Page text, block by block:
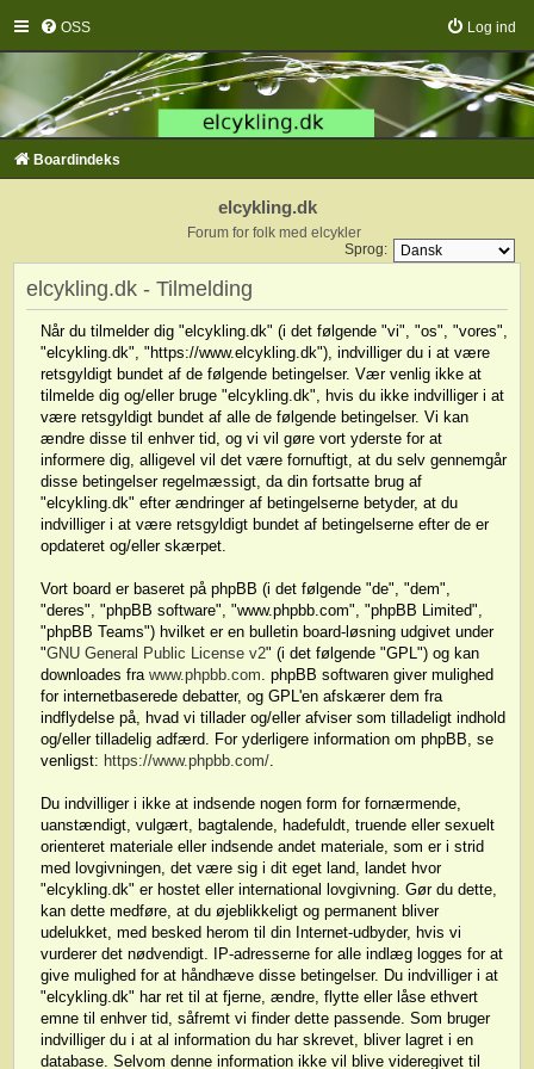
OSS Log ind
Boardindeks
elcykling.dk
Forum for folk med elcykler
Sprog:
elcykling.dk - Tilmelding
Når du tilmelder dig "elcykling.dk" (i det følgende "vi", "os", "vores",
"elcykling.dk", "https://www.elcykling.dk"), indvilliger du i at være
retsgyldigt bundet af de følgende betingelser. Vær venlig ikke at
tilmelde dig og/eller bruge "elcykling.dk", hvis du ikke indvilliger i at
være retsgyldigt bundet af alle de følgende betingelser. Vi kan
ændre disse til enhver tid, og vi vil gøre vort yderste for at
informere dig, alligevel vil det være fornuftigt, at du selv gennemgår
disse betingelser regelmæssigt, da din fortsatte brug af
"elcykling.dk" efter ændringer af betingelserne betyder, at du
indvilliger i at være retsgyldigt bundet af betingelserne efter de er
opdateret og/eller skærpet.
Vort board er baseret på phpBB (i det følgende "de", "dem",
"deres", "phpBB software", "www.phpbb.com", "phpBB Limited",
"phpBB Teams") hvilket er en bulletin board-løsning udgivet under
"GNU General Public License v2" (i det følgende "GPL") og kan
downloades fra www.phpbb.com . phpBB softwaren giver mulighed
for internetbaserede debatter, og GPL'en afskærer dem fra
indflydelse på, hvad vi tillader og/eller afviser som tilladeligt indhold
og/eller tilladelig adfærd. For yderligere information om phpBB, se
venligst: https://www.phpbb.com/
Du indvilliger i ikke at indsende nogen form for fornærmende,
uanstændigt, vulgært, bagtalende, hadefuldt, truende eller sexuelt
orienteret materiale eller indsende andet materiale, som er i strid
med lovgivningen, det være sig i dit eget land, landet hvor
"elcykling.dk" er hostet eller international lovgivning. Gør du dette,
kan dette medføre, at du øjeblikkeligt og permanent bliver
udelukket, med besked herom til din Internet-udbyder, hvis vi
vurderer det nødvendigt. IP-adresserne for alle indlæg logges for at
give mulighed for at håndhæve disse betingelser. Du indvilliger i at
"elcykling.dk" har ret til at fjerne, ændre, flytte eller låse ethvert
emne til enhver tid, såfremt vi finder dette passende. Som bruger
indvilliger du i at al information du har skrevet, bliver lagret i en
database. Selvom denne information ikke vil blive videregivet til